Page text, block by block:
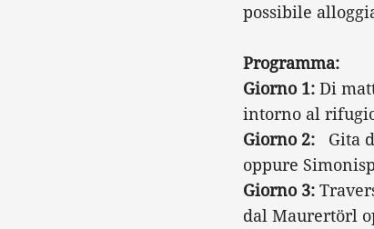
possibile
Programma:
Giorno 1: Di
intorno al
Giorno 2:
Gita
oppure
Giorno 3:
dal Maurertörl